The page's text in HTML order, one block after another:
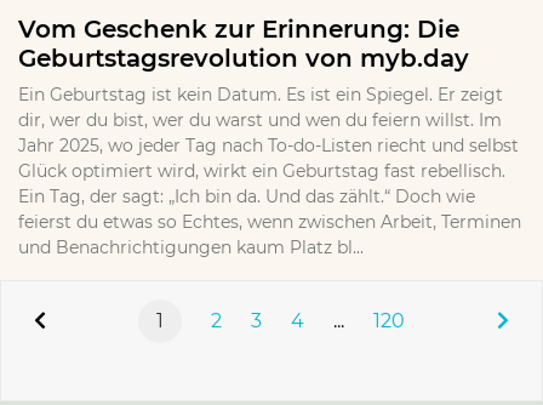
Vom Geschenk zur Erinnerung: Die
Geburtstagsrevolution von myb.day
Ein Geburtstag ist kein Datum. Es ist ein Spiegel. Er zeigt
dir, wer du bist, wer du warst und wen du feiern willst. Im
Jahr 2025, wo jeder Tag nach To-do-Listen riecht und selbst
Glück optimiert wird, wirkt ein Geburtstag fast rebellisch.
Ein Tag, der sagt: „Ich bin da. Und das zählt.“ Doch wie
feierst du etwas so Echtes, wenn zwischen Arbeit, Terminen
und Benachrichtigungen kaum Platz bl...
1 2 3 4 ... 120